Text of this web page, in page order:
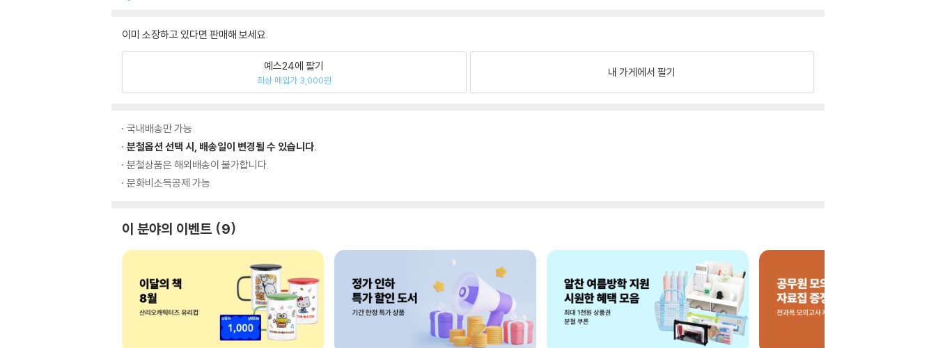
이미 소장하고 있다면 판매해 보세요.
예스24에 팔기
최상 매입가 3,000원
내 가게에서 팔기
국내배송만 가능
분철옵션 선택 시, 배송일이 변경될 수 있습니다.
분철상품은 해외배송이 불가합니다.
문화비소득공제 가능
이 분야의 이벤트 9